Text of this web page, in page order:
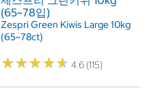
(65~78입)
Zespri Green Kiwis Large 10kg
(65~78ct)
★★★★★
★★★★★ 4.6 (115)